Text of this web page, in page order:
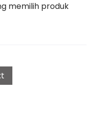
memilih produk